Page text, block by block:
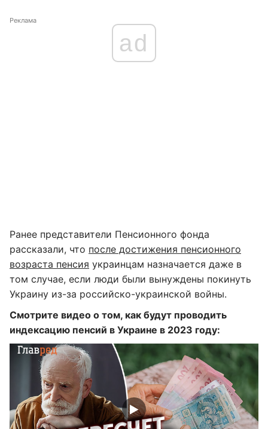
Реклама
ad
Ранее представители Пенсионного фонда
рассказали, что после достижения пенсионного
возраста пенсия украинцам назначается даже в
том случае, если люди были вынуждены покинуть
Украину из-за российско-украинской войны.
Смотрите видео о том, как будут проводить
индексацию пенсий в Украине в 2023 году: